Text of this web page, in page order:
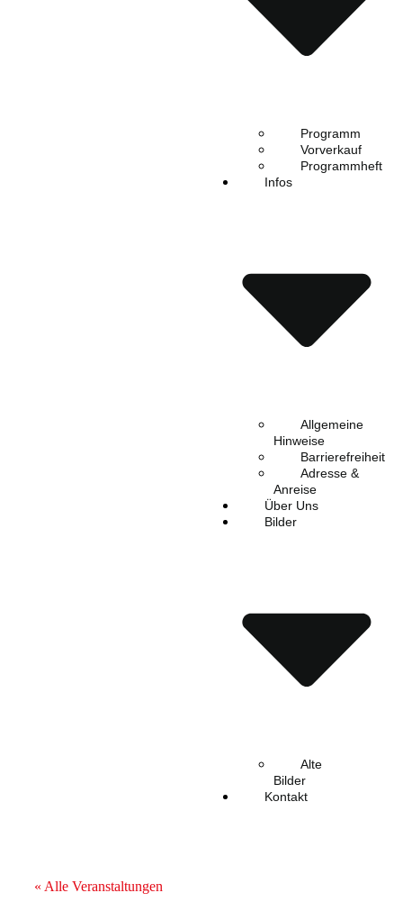
Programm
Vorverkauf
Programmheft
Infos
Allgemeine
Hinweise
Barrierefreiheit
Adresse &
Anreise
Über Uns
Bilder
Alte
Bilder
Kontakt
« Alle Veranstaltungen